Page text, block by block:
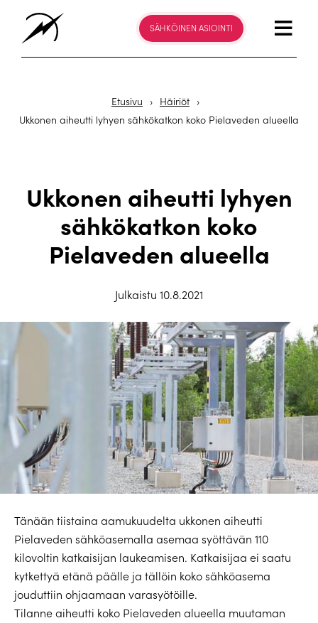
SÄHKÖINEN ASIOINTI
Etusivu › Häiriöt ›
Ukkonen aiheutti lyhyen sähkökatkon koko Pielaveden alueella
Ukkonen aiheutti lyhyen
sähkökatkon koko
Pielaveden alueella
Julkaistu 10.8.2021
Tänään tiistaina aamukuudelta ukkonen aiheutti
Pielaveden sähköasemalla asemaa syöttävän 110
kilovoltin katkaisijan laukeamisen. Katkaisijaa ei saatu
kytkettyä etänä päälle ja tällöin koko sähköasema
jouduttiin ohjaamaan varasyötöille.
Tilanne aiheutti koko Pielaveden alueella muutaman